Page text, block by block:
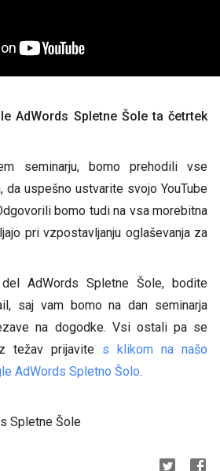
AdWords Spletne Šoleta četrtek
seminarju, bomo prehodili vse
da uspešno ustvarite svojo YouTube
bomo tudi na vsa morebitna
pri vzpostavljanju oglaševanja za
AdWords Spletne Šole, bodite
saj vam bomo na dan seminarja
na dogodke. Vsi ostali pa se
težav prijavite s klikom na našo
AdWords Spletno Šolo.
Spletne Šole